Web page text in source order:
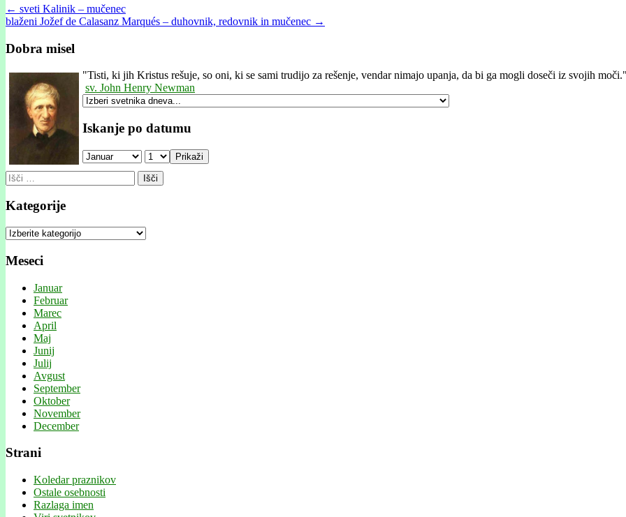
Post
navigation
← sveti Kalinik – mučenec
blaženi Jožef de Calasanz Marqués – duhovnik, redovnik in mučenec →
Dobra misel
"Tisti, ki jih Kristus rešuje, so oni, ki se sami trudijo za rešenje, vendar nimajo upanja, da bi ga mogli doseči iz svojih
sv. John Henry Newman
Iskanje po datumu
Prikaži
Išči:
Kategorije
Kategorije
Meseci
Januar
Februar
Marec
April
Maj
Junij
Julij
Avgust
September
Oktober
November
December
Strani
Koledar praznikov
Ostale osebnosti
Razlaga imen